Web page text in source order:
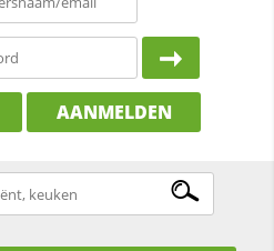
AANMELDEN